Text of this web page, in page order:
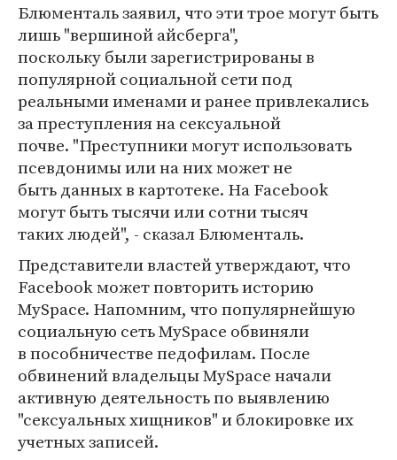
Блюменталь заявил, что эти трое могут быть
лишь "вершиной айсберга",
поскольку были зарегистрированы в
популярной социальной сети под
реальными именами и ранее привлекались
за преступления на сексуальной
почве. "Преступники могут использовать
псевдонимы или на них может не
быть данных в картотеке. На Facebook
могут быть тысячи или сотни тысяч
таких людей", - сказал Блюменталь.
Представители властей утверждают, что
Facebook может повторить историю
MySpace. Напомним, что популярнейшую
социальную сеть MySpace обвиняли
в пособничестве педофилам. После
обвинений владельцы MySpace начали
активную деятельность по выявлению
"сексуальных хищников" и блокировке их
учетных записей.